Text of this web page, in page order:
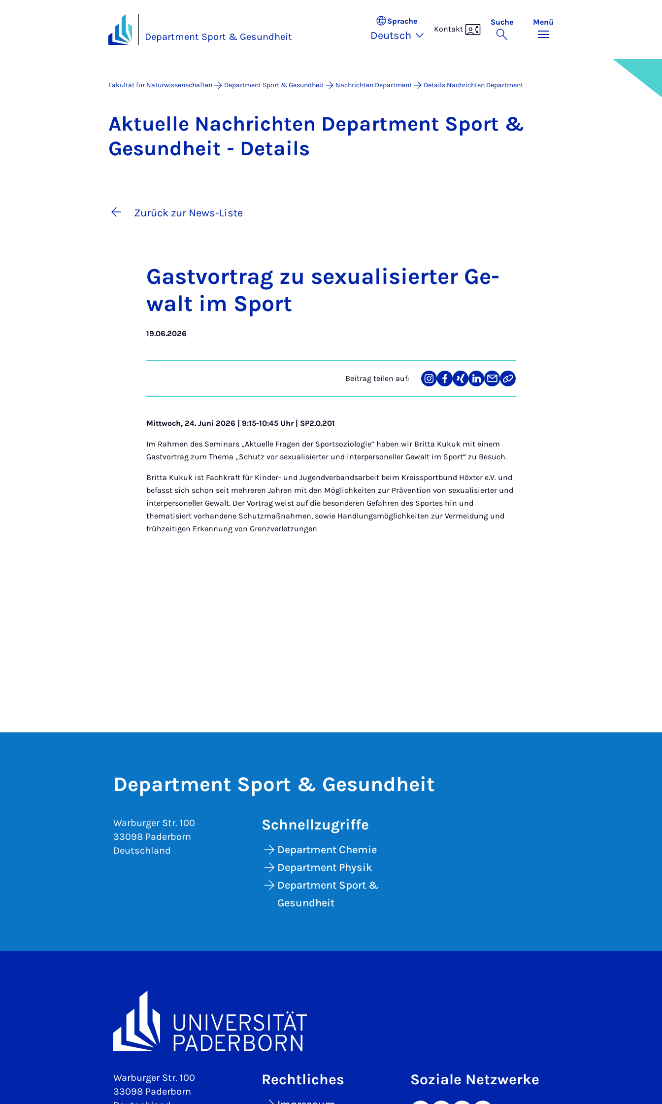
Department Sport & Gesundheit
Sprache
Deutsch
Kontakt
Suche Menü
Fakultät für Naturwissenschaften Department Sport & Gesundheit Nachrichten Department Details Nachrichten Department
Ak­tu­el­le Nach­rich­ten De­part­ment Sport &
Ge­sund­heit - De­tails
Zurück zur News-Liste
Gast­vor­trag zu se­xu­a­li­sier­ter Ge­
walt im Sport
19.06.2026
Beitrag teilen auf:
Teilen
auf
Teilen
auf
Teilen
auf
Teilen
auf
Teilen
über
Link
kopieren
Mittwoch, 24. Juni 2026 | 9:15-10:45 Uhr | SP2.0.201
Im Rahmen des Seminars „Aktuelle Fragen der Sportsoziologie“ haben wir Britta Kukuk mit einem
Gastvortrag zum Thema „Schutz vor sexualisierter und interpersoneller Gewalt im Sport“ zu Besuch.
Britta Kukuk ist Fachkraft für Kinder- und Jugendverbandsarbeit beim Kreissportbund Höxter e.V. und
befasst sich schon seit mehreren Jahren mit den Möglichkeiten zur Prävention von sexualisierter und
interpersoneller Gewalt. Der Vortrag weist auf die besonderen Gefahren des Sportes hin und
thematisiert vorhandene Schutzmaßnahmen, sowie Handlungsmöglichkeiten zur Vermeidung und
frühzeitigen Erkennung von Grenzverletzungen
Department Sport & Gesundheit
Warburger Str. 100
33098 Paderborn
Deutschland
Schnellzugriffe
Department Chemie
Department Physik
Department Sport &
Gesundheit
Warburger Str. 100
33098 Paderborn
Rechtliches Soziale Netzwerke